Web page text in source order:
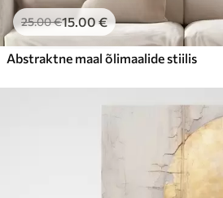
25.00€15.00€
Abstraktne maal õlimaalide stiilis